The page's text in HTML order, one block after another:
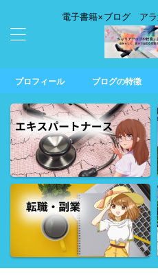
電子書籍×ブログ アラ
プロフィール ブログの特徴